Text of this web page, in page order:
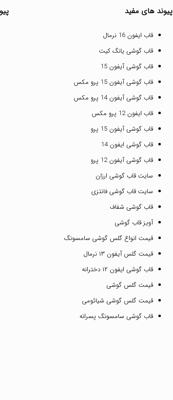
پیوند های مفید
قاب ایفون 16 نرمال
قاب گوشی یانگ کیت
قاب گوشی آیفون 15
قاب گوشی آیفون 15 پرو مکس
قاب گوشی آیفون 14 پرو مکس
قاب ایفون 12 پرو مکس
قاب گوشی آیفون 15 پرو
قاب گوشی ایفون 14
قاب گوشی آیفون 12 پرو
سایت قاب گوشی ارزان
سایت قاب گوشی فانتزی
قاب گوشی شفاف
آویز قاب گوشی
قیمت انواع گلس گوشی سامسونگ
قیمت گلس آیفون ۱۳ نرمال
قاب گوشی ایفون ۱۲ دخترانه
قیمت گلس گوشی
قیمت گلس گوشی شیائومی
قاب گوشی سامسونگ پسرانه